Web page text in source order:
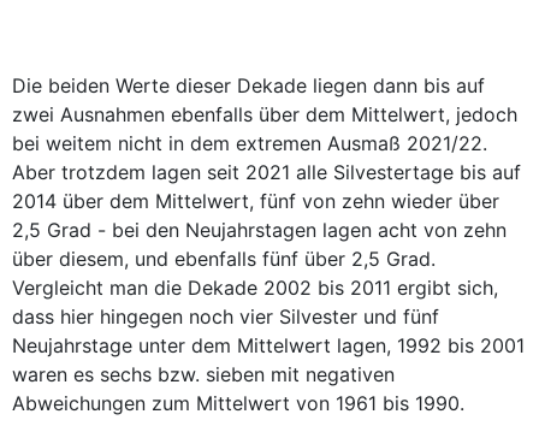
Die beiden Werte dieser Dekade liegen dann bis auf
zwei Ausnahmen ebenfalls über dem Mittelwert, jedoch
bei weitem nicht in dem extremen Ausmaß 2021/22.
Aber trotzdem lagen seit 2021 alle Silvestertage bis auf
2014 über dem Mittelwert, fünf von zehn wieder über
2,5 Grad - bei den Neujahrstagen lagen acht von zehn
über diesem, und ebenfalls fünf über 2,5 Grad.
Vergleicht man die Dekade 2002 bis 2011 ergibt sich,
dass hier hingegen noch vier Silvester und fünf
Neujahrstage unter dem Mittelwert lagen, 1992 bis 2001
waren es sechs bzw. sieben mit negativen
Abweichungen zum Mittelwert von 1961 bis 1990.